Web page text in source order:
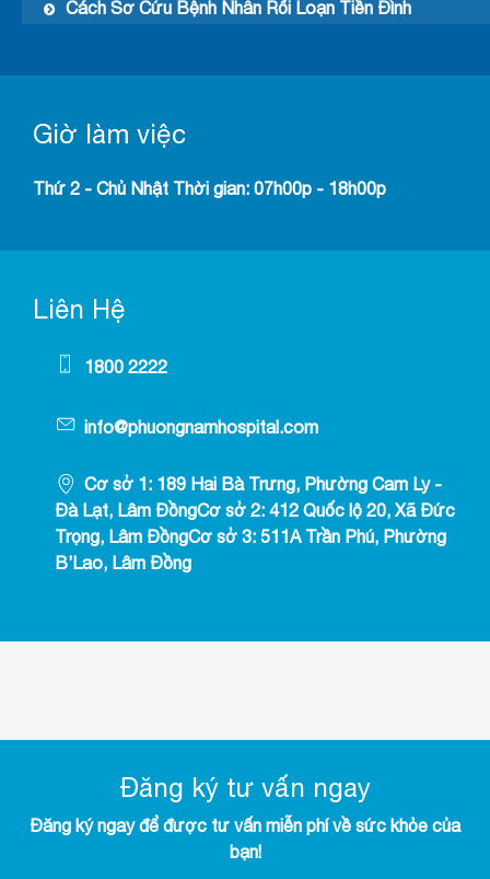
Cách Sơ Cứu Bệnh Nhân Rối Loạn Tiền Đình
Giờ làm việc
Thứ 2 - Chủ Nhật Thời gian: 07h00p - 18h00p
Liên Hệ
1800 2222
info@phuongnamhospital.com
Cơ sở 1: 189 Hai Bà Trưng, Phường Cam Ly -
Đà Lạt, Lâm ĐồngCơ sở 2: 412 Quốc lộ 20, Xã Đức
Trọng, Lâm ĐồngCơ sở 3: 511A Trần Phú, Phường
B’Lao, Lâm Đồng
Đăng ký tư vấn ngay
Đăng ký ngay để được tư vấn miễn phí về sức khỏe của
bạn!